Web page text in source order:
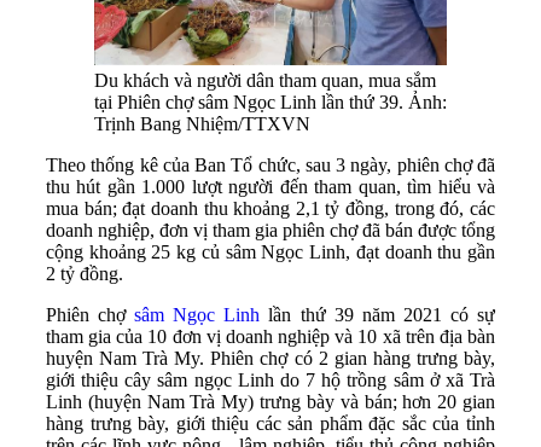
Du khách và người dân tham quan, mua sắm
tại Phiên chợ sâm Ngọc Linh lần thứ 39. Ảnh:
Trịnh Bang Nhiệm/TTXVN
Theo thống kê của Ban Tổ chức, sau 3 ngày, phiên chợ đã
thu hút gần 1.000 lượt người đến tham quan, tìm hiểu và
mua bán; đạt doanh thu khoảng 2,1 tỷ đồng, trong đó, các
doanh nghiệp, đơn vị tham gia phiên chợ đã bán được tổng
cộng khoảng 25 kg củ sâm Ngọc Linh, đạt doanh thu gần
2 tỷ đồng.
Phiên chợsâm Ngọc Linh lần thứ 39 năm 2021 có sự
tham gia của 10 đơn vị doanh nghiệp và 10 xã trên địa bàn
huyện Nam Trà My. Phiên chợ có 2 gian hàng trưng bày,
giới thiệu cây sâm ngọc Linh do 7 hộ trồng sâm ở xã Trà
Linh (huyện Nam Trà My) trưng bày và bán; hơn 20 gian
hàng trưng bày, giới thiệu các sản phẩm đặc sắc của tỉnh